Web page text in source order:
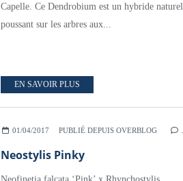
Capelle. Ce Dendrobium est un hybride naturel
poussant sur les arbres aux...
EN SAVOIR PLUS
01/04/2017 PUBLIÉ DEPUIS OVERBLOG
Neostylis Pinky